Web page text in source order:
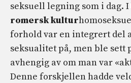
seksuell legning som i dag. I
romersk kultur
forhold var en integrert del
seksualitet på, men ble sett
avhengig av om man var
Denne forskjellen hadde